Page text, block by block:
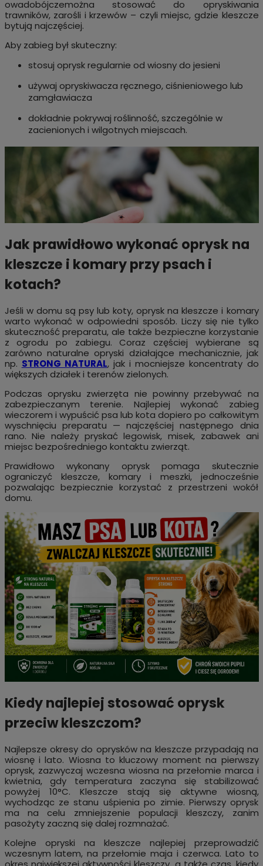
owadobójczemożna stosować do opryskiwania
trawników, zarośli i krzewów – czyli miejsc, gdzie kleszcze
bytują najczęściej.
Aby zabieg był skuteczny:
stosuj oprysk regularnie od wiosny do jesieni
używaj opryskiwacza ręcznego, ciśnieniowego lub
zamgławiacza
dokładnie pokrywaj roślinność, szczególnie w
zacienionych i wilgotnych miejscach.
Jak prawidłowo wykonać oprysk na
kleszcze i komary przy psach i
kotach?
Jeśli w domu są psy lub koty, oprysk na kleszcze i komary
warto wykonać w odpowiedni sposób. Liczy się nie tylko
skuteczność preparatu, ale także bezpieczne korzystanie
z ogrodu po zabiegu. Coraz częściej wybierane są
zarówno naturalne opryski działające mechanicznie, jak
np. STRONG NATURAL, jak i mocniejsze koncentraty do
większych działek i terenów zielonych.
Podczas oprysku zwierzęta nie powinny przebywać na
zabezpieczanym terenie. Najlepiej wykonać zabieg
wieczorem i wypuścić psa lub kota dopiero po całkowitym
wyschnięciu preparatu — najczęściej następnego dnia
rano. Nie należy pryskać legowisk, misek, zabawek ani
miejsc bezpośredniego kontaktu zwierząt.
Prawidłowo wykonany oprysk pomaga skutecznie
ograniczyć kleszcze, komary i meszki, jednocześnie
pozwalając bezpiecznie korzystać z przestrzeni wokół
domu.
Kiedy najlepiej stosować oprysk
przeciw kleszczom?
Najlepsze okresy do oprysków na kleszcze przypadają na
wiosnę i lato. Wiosna to kluczowy moment na pierwszy
oprysk, zazwyczaj wczesna wiosna na przełomie marca i
kwietnia, gdy temperatura zaczyna się stabilizować
powyżej 10°C. Kleszcze stają się aktywne wiosną,
wychodząc ze stanu uśpienia po zimie. Pierwszy oprysk
ma na celu zmniejszenie populacji kleszczy, zanim
pasożyty zaczną się dalej rozmnażać.
Kolejne opryski na kleszcze najlepiej przeprowadzić
wczesnym latem, na przełomie maja i czerwca. Lato to